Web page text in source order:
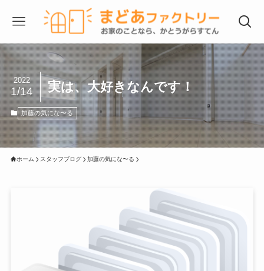
実は、大好きなんです！
2022
1/14
加藤の気にな〜る
ホーム スタッフブログ 加藤の気にな〜る